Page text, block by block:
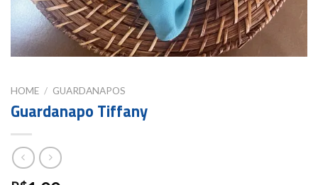
HOME / GUARDANAPOS
Guardanapo Tiffany